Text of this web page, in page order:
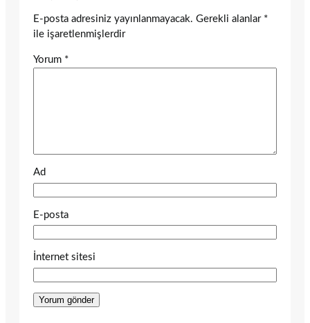
E-posta adresiniz yayınlanmayacak. Gerekli alanlar *
ile işaretlenmişlerdir
Yorum *
Ad
E-posta
İnternet sitesi